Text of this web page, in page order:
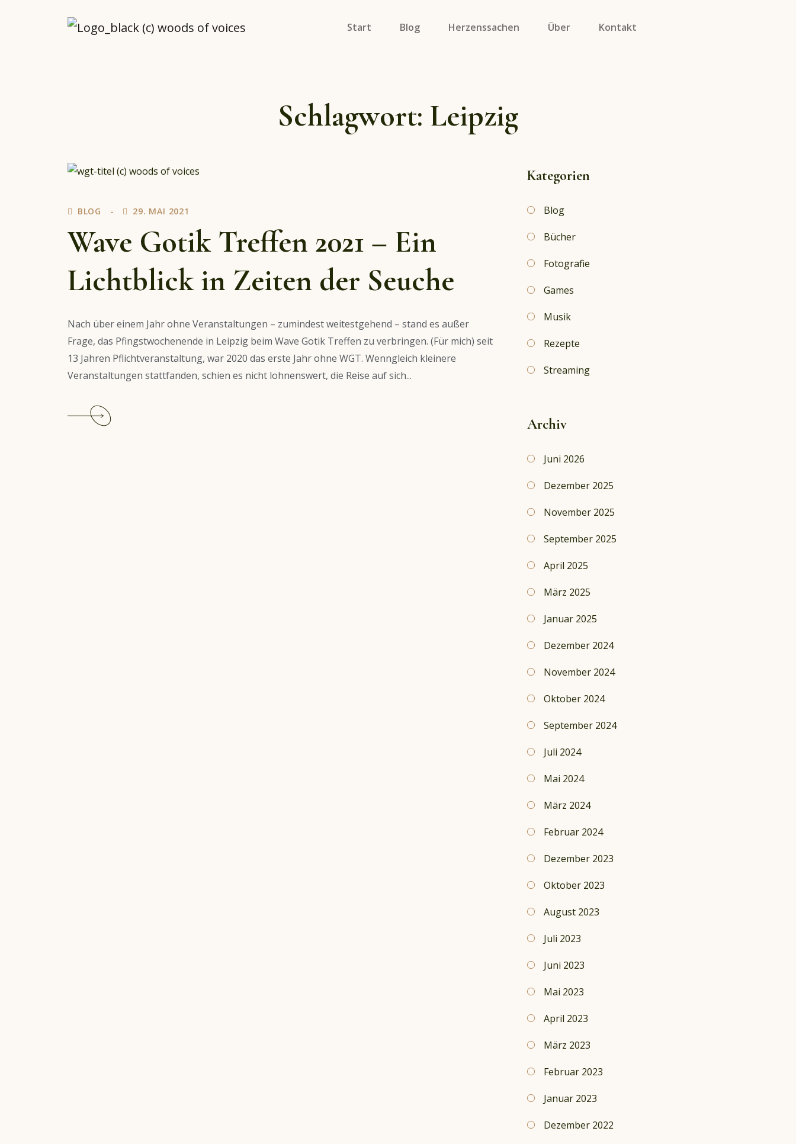
woodsofvoices.de Start Blog Herzenssachen
Porträts
Über Kontakt
Schlagwort: Leipzig
BLOG 29. MAI 2021
Wave Gotik Treffen 2021 – Ein
Lichtblick in Zeiten der Seuche
Nach über einem Jahr ohne Veranstaltungen – zumindest weitestgehend – stand es außer
Frage, das Pfingstwochenende in Leipzig beim Wave Gotik Treffen zu verbringen. (Für mich) seit
13 Jahren Pflichtveranstaltung, war 2020 das erste Jahr ohne WGT. Wenngleich kleinere
Veranstaltungen stattfanden, schien es nicht lohnenswert, die Reise auf sich...
Kategorien
Blog
Bücher
Fotografie
Games
Musik
Rezepte
Streaming
Archiv
Juni 2026
Dezember 2025
November 2025
September 2025
April 2025
März 2025
Januar 2025
Dezember 2024
November 2024
Oktober 2024
September 2024
Juli 2024
Mai 2024
März 2024
Februar 2024
Dezember 2023
Oktober 2023
August 2023
Juli 2023
Juni 2023
Mai 2023
April 2023
März 2023
Februar 2023
Januar 2023
Dezember 2022